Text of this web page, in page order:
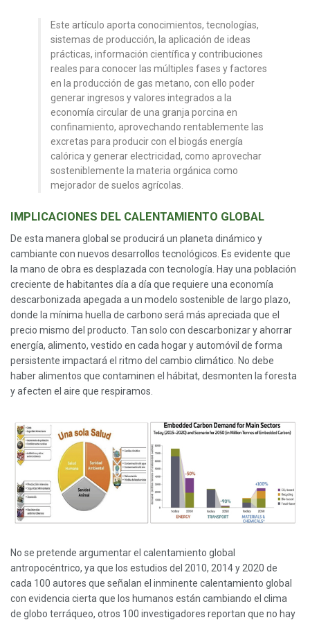
Este artículo aporta conocimientos, tecnologías,
sistemas de producción, la aplicación de ideas
prácticas, información científica y contribuciones
reales para conocer las múltiples fases y factores
en la producción de gas metano, con ello poder
generar ingresos y valores integrados a la
economía circular de una granja porcina en
confinamiento, aprovechando rentablemente las
excretas para producir con el biogás energía
calórica y generar electricidad, como aprovechar
sosteniblemente la materia orgánica como
mejorador de suelos agrícolas.
IMPLICACIONES DEL CALENTAMIENTO GLOBAL
De esta manera global se producirá un planeta dinámico y
cambiante con nuevos desarrollos tecnológicos. Es evidente que
la mano de obra es desplazada con tecnología. Hay una población
creciente de habitantes día a día que requiere una economía
descarbonizada apegada a un modelo sostenible de largo plazo,
donde la mínima huella de carbono será más apreciada que el
precio mismo del producto. Tan solo con descarbonizar y ahorrar
energía, alimento, vestido en cada hogar y automóvil de forma
persistente impactará el ritmo del cambio climático. No debe
haber alimentos que contaminen el hábitat, desmonten la foresta
y afecten el aire que respiramos.
No se pretende argumentar el calentamiento global
antropocéntrico, ya que los estudios del 2010, 2014 y 2020 de
cada 100 autores que señalan el inminente calentamiento global
con evidencia cierta que los humanos están cambiando el clima
de globo terráqueo, otros 100 investigadores reportan que no hay